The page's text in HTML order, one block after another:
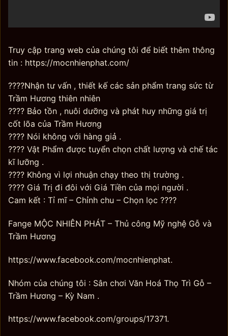
Truy cập trang web của chúng tôi để biết thêm thông
tin : https://mocnhienphat.com/
????Nhận tư vấn , thiết kế các sản phẩm trang sức từ
Trầm Hương thiên nhiên
???? Bảo tồn , nuôi dưỡng và phát huy những giá trị
cốt lõa của Trầm Hương
???? Nói không với hàng giả .
???? Vật Phẩm được tuyển chọn chất lượng và chế tác
kĩ lưỡng .
???? Không vì lợi nhuận chạy theo thị trường .
???? Giá Trị đi đôi với Giá Tiền của mọi người .
Cam kết : Tỉ mĩ – Chỉnh chu – Chọn lọc ????
Fange MỘC NHIÊN PHÁT – Thủ công Mỹ nghệ Gỗ và
Trầm Hương
https://www.facebook.com/mocnhienphat.
Nhóm của chúng tôi : Sân chơi Văn Hoá Thọ Trì Gỗ –
Trầm Hương – Kỳ Nam .
https://www.facebook.com/groups/17371.